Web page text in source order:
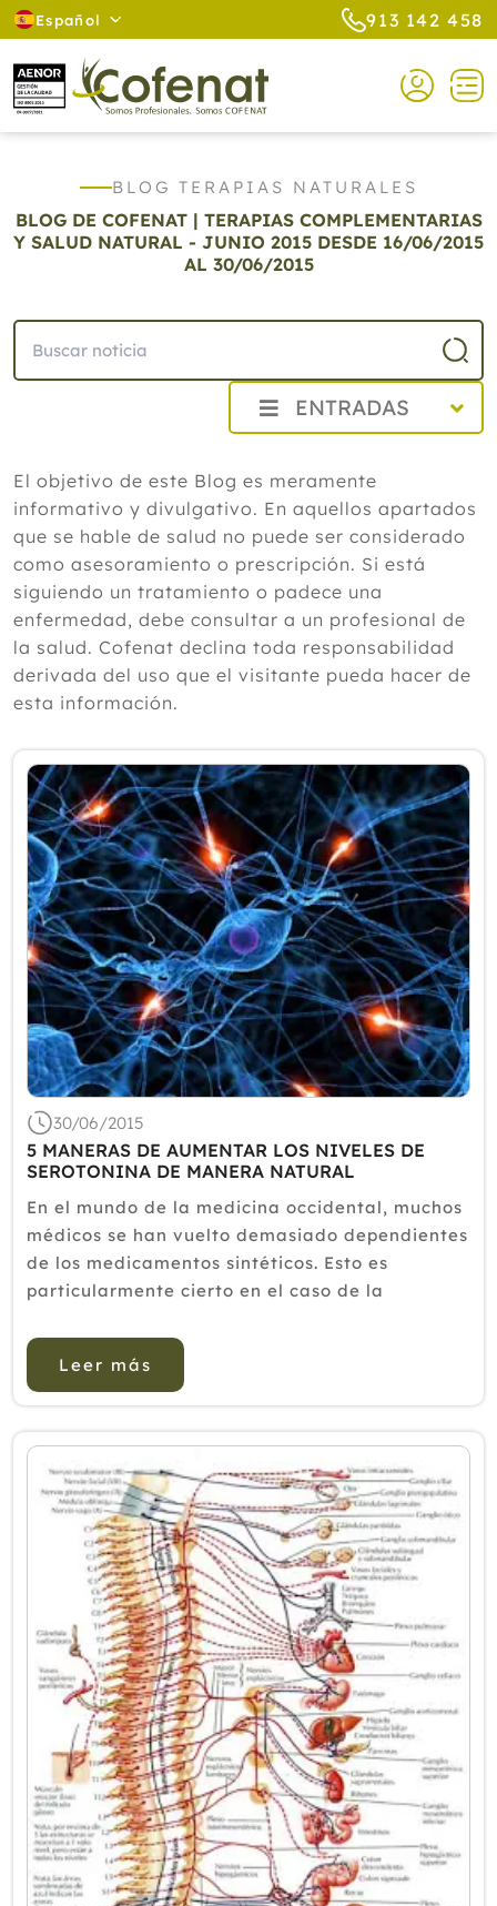
Español 913 142 458
BLOG TERAPIAS NATURALES
BLOG DE COFENAT | TERAPIAS COMPLEMENTARIAS
Y SALUD NATURAL - JUNIO 2015 DESDE 16/06/2015
AL 30/06/2015
ENTRADAS
2025
2024
2023
2022
2021
2020
2018
2017
2016
2015
Diciembre
Noviembre
Octubre
Septiembre
Agosto
Julio
Junio
Abril
Marzo
Febrero
Enero
2014
El objetivo de este Blog es meramente
informativo y divulgativo. En aquellos apartados
que se hable de salud no puede ser considerado
como asesoramiento o prescripción. Si está
siguiendo un tratamiento o padece una
enfermedad, debe consultar a un profesional de
la salud. Cofenat declina toda responsabilidad
derivada del uso que el visitante pueda hacer de
esta información.
30/06/2015
5 MANERAS DE AUMENTAR LOS NIVELES DE
SEROTONINA DE MANERA NATURAL
En el mundo de la medicina occidental, muchos
médicos se han vuelto demasiado dependientes
de los medicamentos sintéticos. Esto es
particularmente cierto en el caso de la
recetan medicamentos sin siquiera conocer al
paciente y las caus...
Leer más